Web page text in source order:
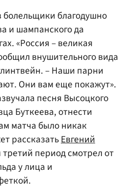
благодушно
и шампанского да
«Россия – великая
внушительного вида
– Наши парни
Они вам еще покажут».
песня Высоцкого
Буткеева, отнести
матча было никак
рассказатьЕвгений
период смотрел от
у лица и